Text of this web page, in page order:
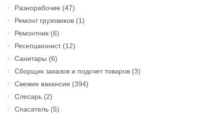
Разнорабочие (47)
Ремонт грузовиков (1)
Ремонтник (6)
Ресепшионист(12)
Санитары (6)
Сборщик заказов и подсчет товаров (3)
Свежие вакансии (394)
Слесарь (2)
Спасатель (5)